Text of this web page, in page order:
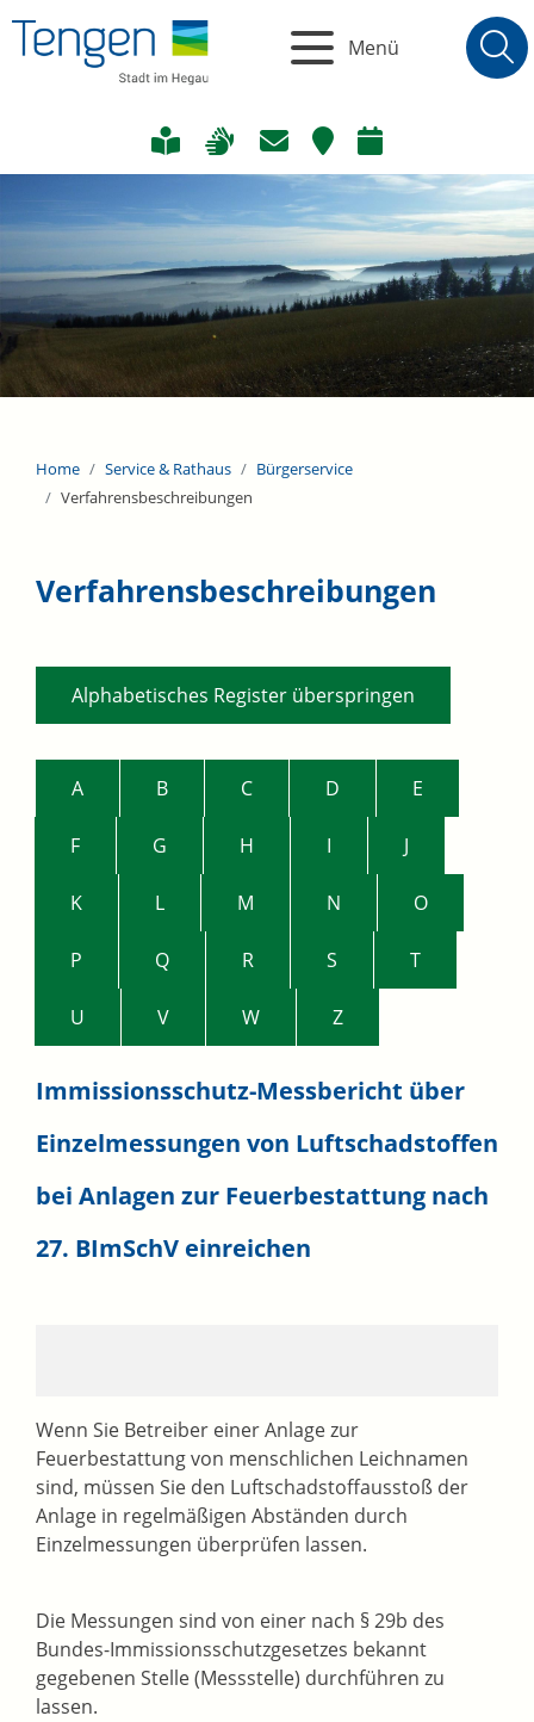
Menü
Home Service & Rathaus
Bürgerservice
Verfahrensbeschreibungen
Verfahrensbeschreibungen
Alphabetisches Register überspringen
A B C D E
F G H I J
K L M N O
P Q R S T
U V W Z
Immissionsschutz-Messbericht über
Einzelmessungen von Luftschadstoffen
bei Anlagen zur Feuerbestattung nach
27. BImSchV einreichen
Wenn Sie Betreiber einer Anlage zur
Feuerbestattung von menschlichen Leichnamen
sind, müssen Sie den Luftschadstoffausstoß der
Anlage in regelmäßigen Abständen durch
Einzelmessungen überprüfen lassen.
Die Messungen sind von einer nach § 29b des
Bundes-Immissionsschutzgesetzes bekannt
gegebenen Stelle (Messstelle) durchführen zu
lassen.